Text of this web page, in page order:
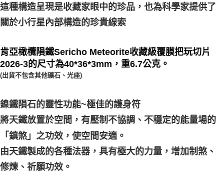
這種構造呈現是收藏家眼中的珍品，也為科學家提供了
關於小行星內部構造的珍貴線索
肯亞橄欖隕鐵Sericho Meteorite收藏級覆膜把玩切片
2026-3的尺寸為40*36*3mm，重6.7公克。
(出貨不包含其他礦石、光座)
鎳鐵隕石的靈性功能~極佳的護身符
將天鐵放置於空間，有壓制不協調、不穩定的能量場的
「鎮煞」之功效，使空間安適。
由天鐵製成的各種法器，具有極大的力量，增加制煞、
修煉、祈願功效。